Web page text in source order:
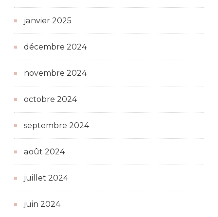
janvier 2025
décembre 2024
novembre 2024
octobre 2024
septembre 2024
août 2024
juillet 2024
juin 2024